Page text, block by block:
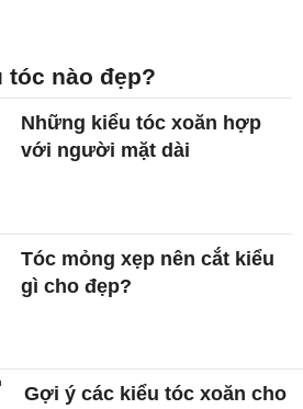
tóc nào đẹp?
Những kiểu tóc xoăn hợp
với người mặt dài
Tóc mỏng xẹp nên cắt kiểu
gì cho đẹp?
Gợi ý các kiểu tóc xoăn cho